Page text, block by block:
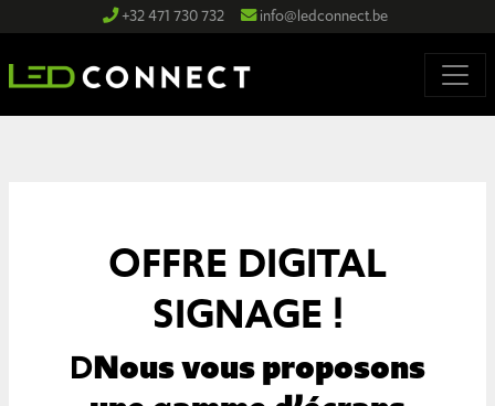
+32 471 730 732 info@ledconnect.be
OFFRE DIGITAL
SIGNAGE !
DNous vous proposons